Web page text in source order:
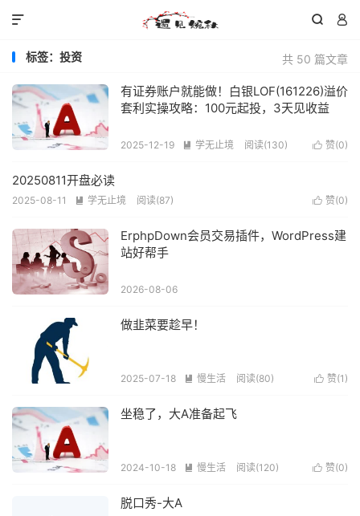
 

共 50 篇文章
标签：投资
有证券账户就能做！白银LOF(161226)溢价
套利实操攻略：100元起投，3天见收益
 赞(0)
2025-12-19  学无止境 阅读(130)
20250811开盘必读
 赞(0)
2025-08-11  学无止境 阅读(87)
ErphpDown会员交易插件，WordPress建
站好帮手
2026-08-06
做韭菜要趁早！
 赞(1 )
2025-07-18  慢生活 阅读(80)
坐稳了，大A准备起飞
 赞(0)
2024-10-18  慢生活 阅读(120)
脱口秀-大A